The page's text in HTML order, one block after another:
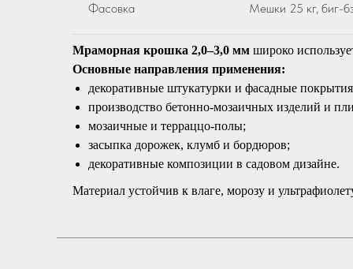
Фасовка Мешки 25 кг, биг-
Мраморная крошка 2,0–3,0 мм широко
Основные направления применения:
декоративные штукатурки и фасадные
производство бетонно-мозаичных изделий и
мозаичные и терраццо-полы;
засыпка дорожек, клумб и бордюров;
декоративные композиции в садовом дизайне.
Материал устойчив к влаге, морозу и